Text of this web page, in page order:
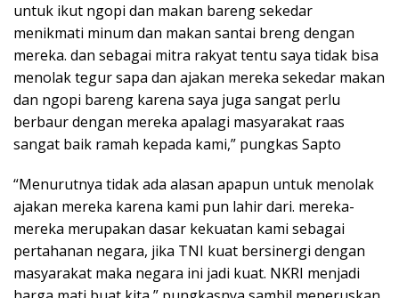
untuk ikut ngopi dan makan bareng sekedar
menikmati minum dan makan santai breng dengan
mereka. dan sebagai mitra rakyat tentu saya tidak bisa
menolak tegur sapa dan ajakan mereka sekedar makan
dan ngopi bareng karena saya juga sangat perlu
berbaur dengan mereka apalagi masyarakat raas
sangat baik ramah kepada kami,” pungkas Sapto
“Menurutnya tidak ada alasan apapun untuk menolak
ajakan mereka karena kami pun lahir dari. mereka-
mereka merupakan dasar kekuatan kami sebagai
pertahanan negara, jika TNI kuat bersinergi dengan
masyarakat maka negara ini jadi kuat. NKRI menjadi